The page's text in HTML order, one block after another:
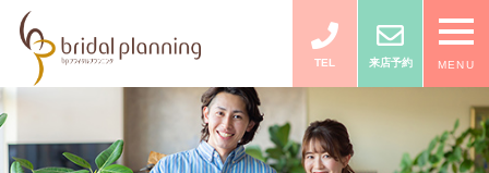
TEL 来店予約 MENU